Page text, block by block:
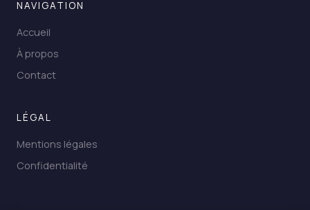
NAVIGATION
Accueil
À propos
Contact
LÉGAL
Mentions légales
Confidentialité